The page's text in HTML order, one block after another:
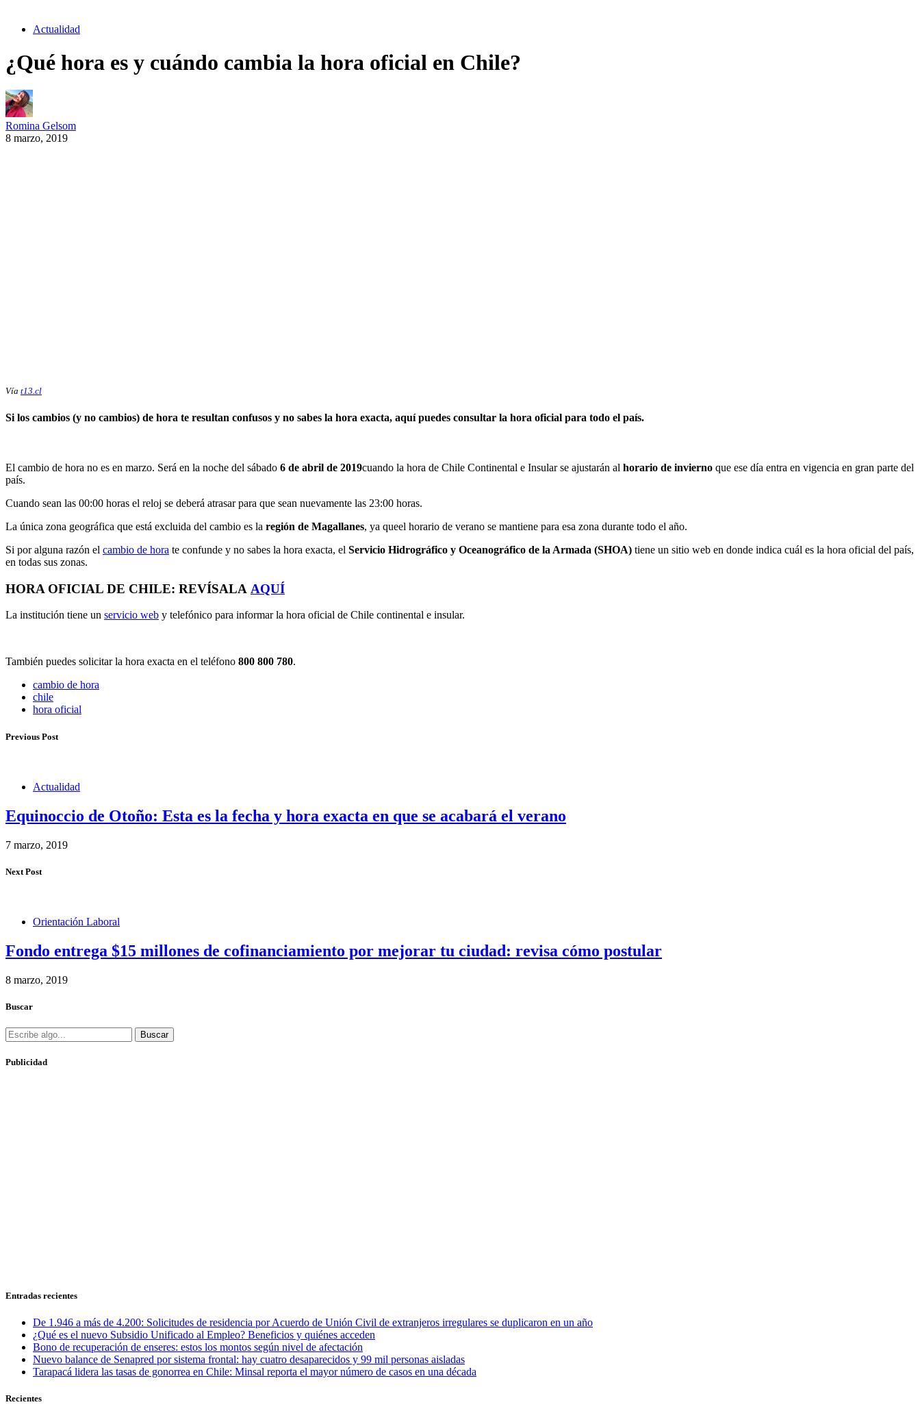
Actualidad
¿Qué hora es y cuándo cambia la hora oficial en Chile?
Romina Gelsom
8 marzo, 2019
Vía t13.cl
Si los cambios (y no cambios) de hora te resultan confusos y no sabes la hora exacta, aquí puedes consultar la hora oficial para todo el país.
El cambio de hora no es en marzo. Será en la noche del sábado 6 de abril de 2019cuando la hora de Chile Continental e Insular se ajustarán al horario de invierno que ese día entra en vigencia en gran parte del
país.
Cuando sean las 00:00 horas el reloj se deberá atrasar para que sean nuevamente las 23:00 horas.
La única zona geográfica que está excluida del cambio es la región de Magallanes, ya queel horario de verano se mantiene para esa zona durante todo el año.
Si por alguna razón el cambio de hora te confunde y no sabes la hora exacta, el Servicio Hidrográfico y Oceanográfico de la Armada (SHOA) tiene un sitio web en donde indica cuál es la hora oficial del país,
en todas sus zonas.
HORA OFICIAL DE CHILE: REVÍSALA AQUÍ
La institución tiene un servicio web y telefónico para informar la hora oficial de Chile continental e insular.
También puedes solicitar la hora exacta en el teléfono 800 800 780.
cambio de hora
chile
hora oficial
Previous Post
Actualidad
Equinoccio de Otoño: Esta es la fecha y hora exacta en que se acabará el verano
7 marzo, 2019
Next Post
Orientación Laboral
Fondo entrega $15 millones de cofinanciamiento por mejorar tu ciudad: revisa cómo postular
8 marzo, 2019
Buscar
Buscar
Publicidad
Entradas recientes
De 1.946 a más de 4.200: Solicitudes de residencia por Acuerdo de Unión Civil de extranjeros irregulares se duplicaron en un año
¿Qué es el nuevo Subsidio Unificado al Empleo? Beneficios y quiénes acceden
Bono de recuperación de enseres: estos los montos según nivel de afectación
Nuevo balance de Senapred por sistema frontal: hay cuatro desaparecidos y 99 mil personas aisladas
Tarapacá lidera las tasas de gonorrea en Chile: Minsal reporta el mayor número de casos en una década
Recientes